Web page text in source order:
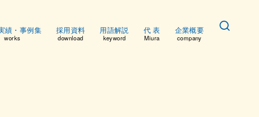
績・事例集
works
採用資料
download
用語解説
keyword
代 表
Miura
企業概要
company